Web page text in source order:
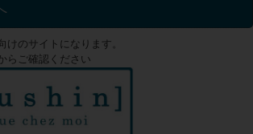
のサイトになります。
らご確認ください